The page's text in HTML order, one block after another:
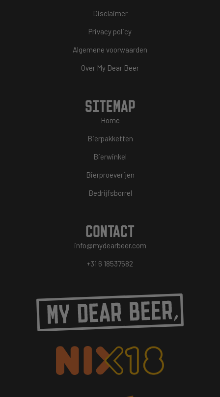
Disclaimer
Privacy policy
Algemene voorwaarden
Over My Dear Beer
SITEMAP
Home
Bierpakketten
Bierwinkel
Bierproeverijen
Bedrijfsborrel
CONTACT
info@mydearbeer.com
+31 6 18537582